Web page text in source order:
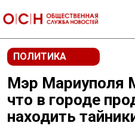
ПОЛИТИКА
Мэр Мариуполя
что в городе
находить